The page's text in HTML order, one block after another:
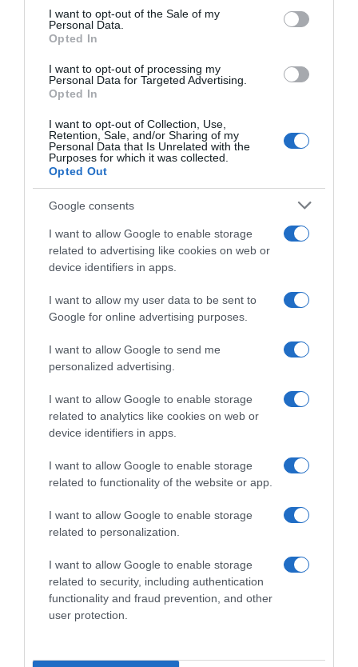
consent section.
I want to opt-out of the Sale of my
Personal Data.
Opted In
I want to opt-out of processing my
Personal Data for Targeted Advertising.
Opted In
I want to opt-out of Collection, Use,
Retention, Sale, and/or Sharing of my
Personal Data that Is Unrelated with the
Purposes for which it was collected.
Opted Out
Google consents
I want to allow Google to enable storage
related to advertising like cookies on web or
device identifiers in apps.
I want to allow my user data to be sent to
Google for online advertising purposes.
I want to allow Google to send me
personalized advertising.
I want to allow Google to enable storage
related to analytics like cookies on web or
device identifiers in apps.
I want to allow Google to enable storage
related to functionality of the website or app.
I want to allow Google to enable storage
related to personalization.
I want to allow Google to enable storage
related to security, including authentication
functionality and fraud prevention, and other
user protection.
ΔΙΑΒΑΣΤΕ ΚΑΙ ΤΑ ΠΑΡΑΚΑΤΩ
Αύγουστος με δυνατούς βοριάδες και σταδιακή
άνοδο της θερμοκρασίας
Ορθόδοξοι υπάρχουν και στα Βαλκάνια, κύριοι του
ΥΠΕΞ!
Το σχέδιο του Ισραήλ για τους Κούρδους
Το φαρμακείο των διακοπών: Ο πλήρης οδηγός για
Βοηθειών
Προβληματισμός για την εξωτερική πολιτική
ΤΟ ΠΑΡΟΝ: Ρυθμιστής ο Αντώνης Σαμαράς – Απειλή
για ΝΔ
ΤΟ ΒΙΒΛΙΟ ΣΤΟ “Π”